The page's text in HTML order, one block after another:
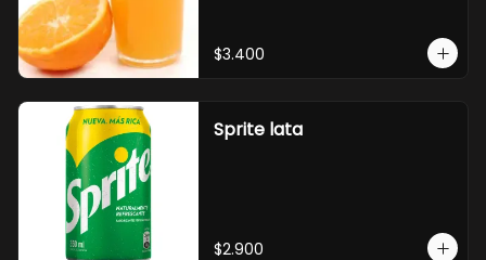
$3.400
Sprite lata
$2.900